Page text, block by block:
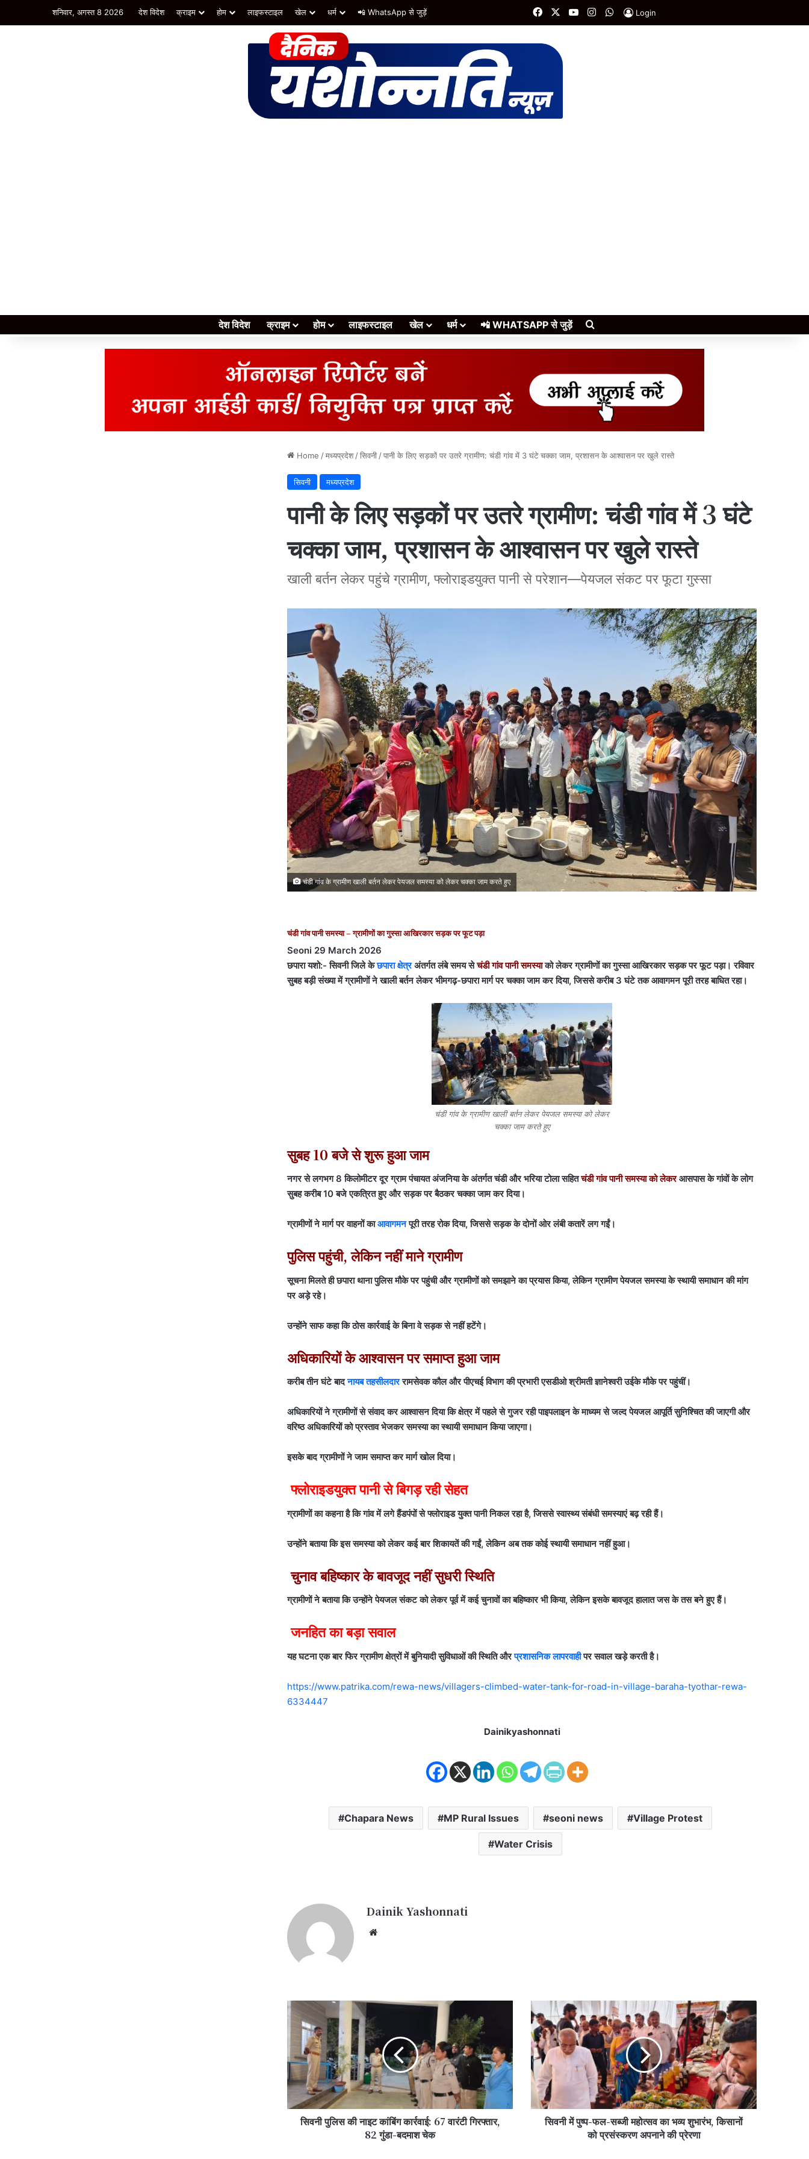
शनिवार, अगस्त 8 2026 देश विदेश क्राइम होम लाइफस्टाइल खेल धर्म 📲 WhatsApp से जुड़ें FacebookYouTubeInstagram
WhatsApp
Login
देश विदेश क्राइम होम लाइफस्टाइल खेल धर्म 📲 WHATSAPP से जुड़ें Search for
Home /मध्यप्रदेश /सिवनी /पानी के लिए सड़कों पर उतरे ग्रामीण: चंडी गांव में 3 घंटे चक्का जाम, प्रशासन के आश्वासन पर खुले रास्ते
सिवनी मध्यप्रदेश
पानी के लिए सड़कों पर उतरे ग्रामीण: चंडी गांव में 3 घंटे
चक्का जाम, प्रशासन के आश्वासन पर खुले रास्ते
खाली बर्तन लेकर पहुंचे ग्रामीण, फ्लोराइडयुक्त पानी से परेशान—पेयजल संकट पर फूटा गुस्सा
चंडी गांव के ग्रामीण खाली बर्तन लेकर पेयजल समस्या को लेकर चक्का जाम करते हुए
चंडी गांव पानी समस्या – ग्रामीणों का गुस्सा आखिरकार सड़क पर फूट पड़ा
Seoni 29 March 2026
छपारा यशो:- सिवनी जिले केछपारा क्षेत्रअंतर्गत लंबे समय सेचंडी गांव पानी समस्याको लेकर ग्रामीणों का गुस्सा आखिरकार सड़क पर फूट पड़ा। रविवार
सुबह बड़ी संख्या में ग्रामीणों ने खाली बर्तन लेकर भीमगढ़-छपारा मार्ग पर चक्का जाम कर दिया, जिससे करीब 3 घंटे तक आवागमन पूरी तरह बाधित रहा।
चंडी गांव के ग्रामीण खाली बर्तन लेकर पेयजल समस्या को लेकर
चक्का जाम करते हुए
सुबह 10 बजे से शुरू हुआ जाम
नगर से लगभग 8 किलोमीटर दूर ग्राम पंचायत अंजनिया के अंतर्गत चंडी और भरिया टोला सहितचंडी गांव पानी समस्या को लेकरआसपास के गांवों के लोग
सुबह करीब 10 बजे एकत्रित हुए और सड़क पर बैठकर चक्का जाम कर दिया।
ग्रामीणों ने मार्ग पर वाहनों काआवागमनपूरी तरह रोक दिया, जिससे सड़क के दोनों ओर लंबी कतारें लग गईं।
पुलिस पहुंची, लेकिन नहीं माने ग्रामीण
सूचना मिलते ही छपारा थाना पुलिस मौके पर पहुंची और ग्रामीणों को समझाने का प्रयास किया, लेकिन ग्रामीण पेयजल समस्या के स्थायी समाधान की मांग
पर अड़े रहे।
उन्होंने साफ कहा कि ठोस कार्रवाई के बिना वे सड़क से नहीं हटेंगे।
अधिकारियों के आश्वासन पर समाप्त हुआ जाम
करीब तीन घंटे बादनायब तहसीलदाररामसेवक कौल और पीएचई विभाग की प्रभारी एसडीओ श्रीमती ज्ञानेश्वरी उईके मौके पर पहुंचीं।
अधिकारियों ने ग्रामीणों से संवाद कर आश्वासन दिया कि क्षेत्र में पहले से गुजर रही पाइपलाइन के माध्यम से जल्द पेयजल आपूर्ति सुनिश्चित की जाएगी और
वरिष्ठ अधिकारियों को प्रस्ताव भेजकर समस्या का स्थायी समाधान किया जाएगा।
इसके बाद ग्रामीणों ने जाम समाप्त कर मार्ग खोल दिया।
फ्लोराइडयुक्त पानी से बिगड़ रही सेहत
ग्रामीणों का कहना है कि गांव में लगे हैंडपंपों से फ्लोराइड युक्त पानी निकल रहा है, जिससे स्वास्थ्य संबंधी समस्याएं बढ़ रही हैं।
उन्होंने बताया कि इस समस्या को लेकर कई बार शिकायतें की गईं, लेकिन अब तक कोई स्थायी समाधान नहीं हुआ।
चुनाव बहिष्कार के बावजूद नहीं सुधरी स्थिति
ग्रामीणों ने बताया कि उन्होंने पेयजल संकट को लेकर पूर्व में कई चुनावों का बहिष्कार भी किया, लेकिन इसके बावजूद हालात जस के तस बने हुए हैं।
जनहित का बड़ा सवाल
यह घटना एक बार फिर ग्रामीण क्षेत्रों में बुनियादी सुविधाओं की स्थिति औरप्रशासनिक लापरवाहीपर सवाल खड़े करती है।
https://www.patrika.com/rewa-news/villagers-climbed-water-tank-for-road-in-village-baraha-tyothar-rewa-
6334447
Dainikyashonnati
Chapara News MP Rural Issues seoni news Village Protest
Water Crisis
Dainik Yashonnati
सिवनी
पुलिस
कांबिंग
कार्रवाई:
67
गिरफ्तार,
सिवनी पुलिस की नाइट कांबिंग कार्रवाई: 67 वारंटी गिरफ्तार,
82 गुंडा-बदमाश चेक
सिवनी
में
पुष्प-
फल-
सब्जी
महोत्सव
का
भव्य
शुभारंभ,
किसानोंसिवनी में पुष्प-फल-सब्जी महोत्सव का भव्य शुभारंभ, किसानों
को प्रसंस्करण अपनाने की प्रेरणा